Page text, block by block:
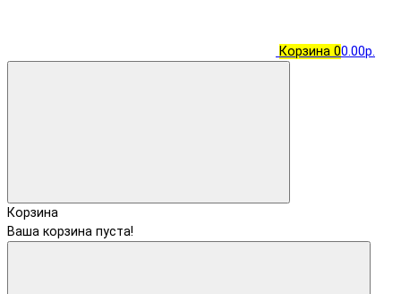
Корзина 00.00р.
Корзина
Ваша корзина пуста!